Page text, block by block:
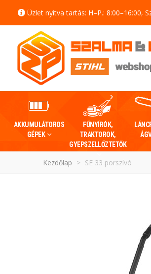
Üzlet nyitva tartás: H–P.: 8:00–16:00,
AKKUMULÁTOROS
GÉPEK
FŰNYÍRÓK,
TRAKTOROK,
GYEPSZELLŐZTETŐK
Kezdőlap > SE 33 porszívó